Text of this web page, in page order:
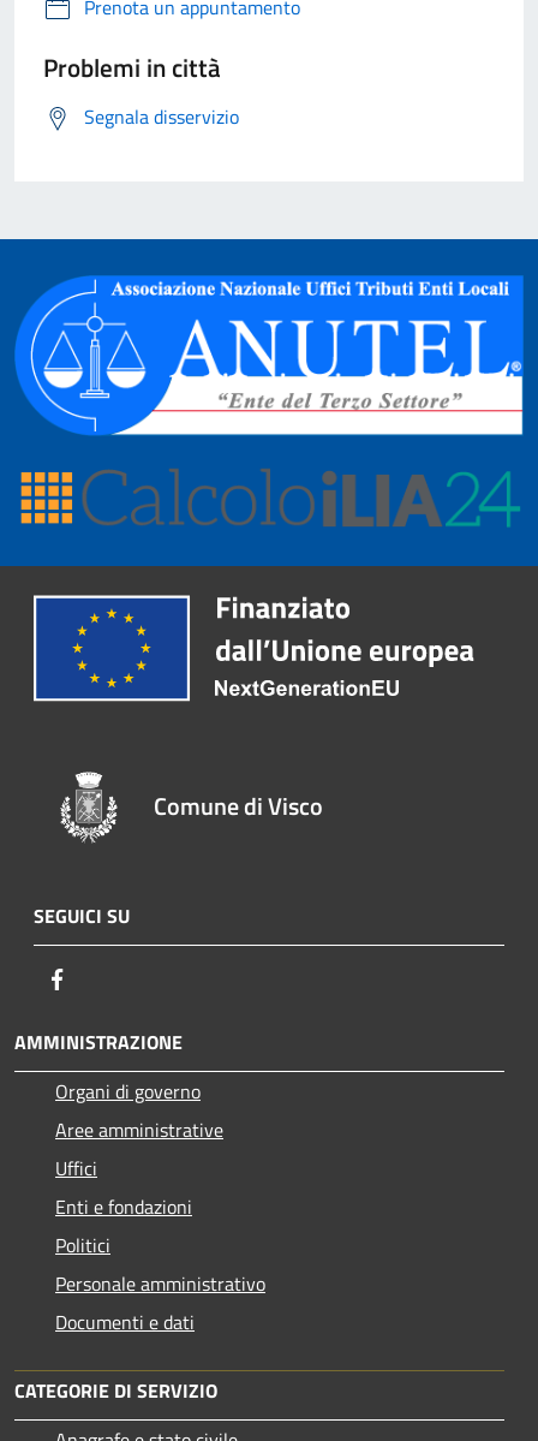
Prenota un appuntamento
Problemi in città
Segnala disservizio
Comune di Visco
SEGUICI SU
AMMINISTRAZIONE
Organi di governo
Aree amministrative
Uffici
Enti e fondazioni
Politici
Personale amministrativo
Documenti e dati
CATEGORIE DI SERVIZIO